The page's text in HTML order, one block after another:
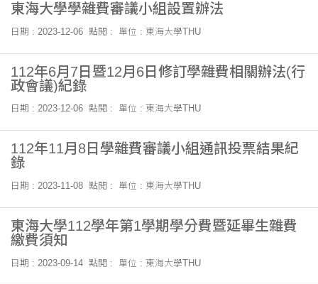
東海大學學雜費審議小組設置辦法
日期 : 2023-12-06 點閱 : 單位 : 東海大學THU
112年6月7日暨12月6日修訂學雜費相關辦法(行
政會議)紀錄
日期 : 2023-12-06 點閱 : 單位 : 東海大學THU
112年11月8日學雜費審議小組通訊投票結果紀
錄
日期 : 2023-11-08 點閱 : 單位 : 東海大學THU
東海大學112學年第1學期學分費暨延畢生雜費
繳費須知
日期 : 2023-09-14 點閱 : 單位 : 東海大學THU